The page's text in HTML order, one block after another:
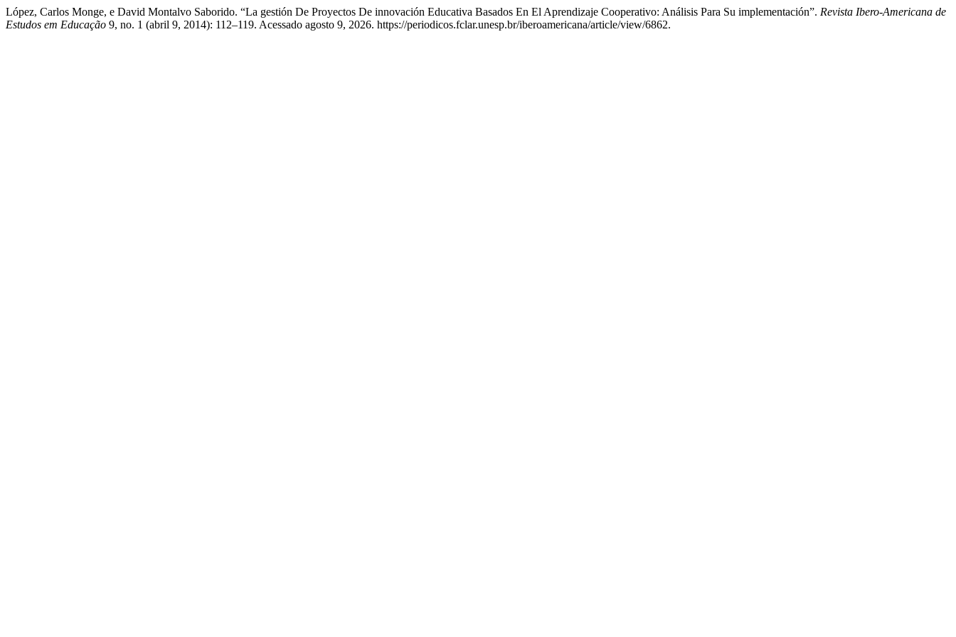
López, Carlos Monge, e David Montalvo Saborido. “La gestión De Proyectos De innovación Educativa Basados En El Aprendizaje Cooperativo: Análisis Para Su implementación”. Revista Ibero-Americana de
Estudos em Educação 9, no. 1 (abril 9, 2014): 112–119. Acessado agosto 9, 2026. https://periodicos.fclar.unesp.br/iberoamericana/article/view/6862.